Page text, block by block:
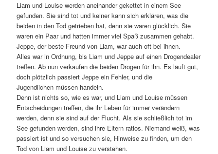
Liam und Louise werden aneinander gekettet in einem See
gefunden. Sie sind tot und keiner kann sich erklären, was die
beiden in den Tod getrieben hat, denn sie waren glücklich. Sie
waren ein Paar und hatten immer viel Spaß zusammen gehabt.
Jeppe, der beste Freund von Liam, war auch oft bei ihnen.
Alles war in Ordnung, bis Liam und Jeppe auf einen Drogendealer
treffen. Ab nun verkaufen die beiden Drogen für ihn. Es läuft gut,
doch plötzlich passiert Jeppe ein Fehler, und die
Jugendlichen müssen handeln.
Denn ist nichts so, wie es war, und Liam und Louise müssen
Entscheidungen treffen, die ihr Leben für immer verändern
werden, denn sie sind auf der Flucht. Als sie schließlich tot im
See gefunden werden, sind ihre Eltern ratlos. Niemand weiß, was
passiert ist und so versuchen sie, Hinweise zu finden, um den
Tod von Liam und Louise zu verstehen.